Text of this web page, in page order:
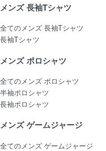
メンズ 長袖Tシャツ
全てのメンズ 長袖Tシャツ
長袖Tシャツ
メンズ ポロシャツ
全てのメンズ ポロシャツ
半袖ポロシャツ
長袖ポロシャツ
メンズ ゲームジャージ
全てのメンズ ゲームジャージ